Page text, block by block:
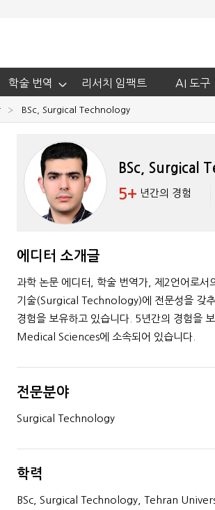
학술 번역 리서치 임팩트 AI 도구
BSc, Surgical Technology
BSc, Surgical
5+ 년간의 경험
에디터 소개글
과학 논문 에디터, 학술 번역가, 제2언어로서
기술(Surgical Technology)에 전문성을 갖
경험을 보유하고 있습니다. 5년간의 경험을
Medical Sciences에 소속되어 있습니다.
전문분야
Surgical Technology
학력
BSc, Surgical Technology, Tehran
Clinical